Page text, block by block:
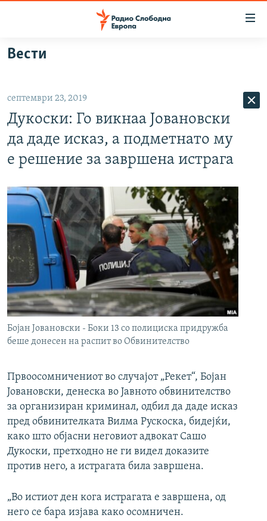
Оди
на
главната
навигација
на
ВИЗУЕЛНО
ВЕСТИ
ШТО ТРЕБА ДА ЗНАЕТЕ
ПРИЈАВИ СЕ ЗА ЊУЗЛЕТЕР
ПОДКАСТ ЗОШТО?
СЛЕДЕТЕ НЕ
РСЕ веб страници
Вести
септември 23, 2019
Дукоски: Го викнаа Јовановски
да даде исказ, а подметнато му
е решение за завршена истрага
Бојан Јовановски - Боки 13 со полициска придружба
беше донесен на распит во Обвинителство
Првоосомничениот во случајот „Рекет“, Бојан
Јовановски, денеска во Јавното обвинителство
за организиран криминал, одбил да даде исказ
пред обвинителката Вилма Рускоска, бидејќи,
како што објасни неговиот адвокат Сашо
Дукоски, претходно не ги видел доказите
против него, а истрагата била завршена.
„Во истиот ден кога истрагата е завршена, од
него се бара изјава како осомничен.